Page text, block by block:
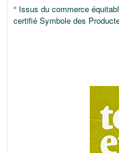
° Issus du commerce
certifié Symbole des